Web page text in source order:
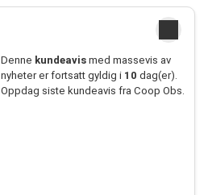
Denne kundeavismed massevis av
nyheter er fortsatt gyldig i 10 dag(er).
Oppdag siste kundeavis fra Coop Obs.